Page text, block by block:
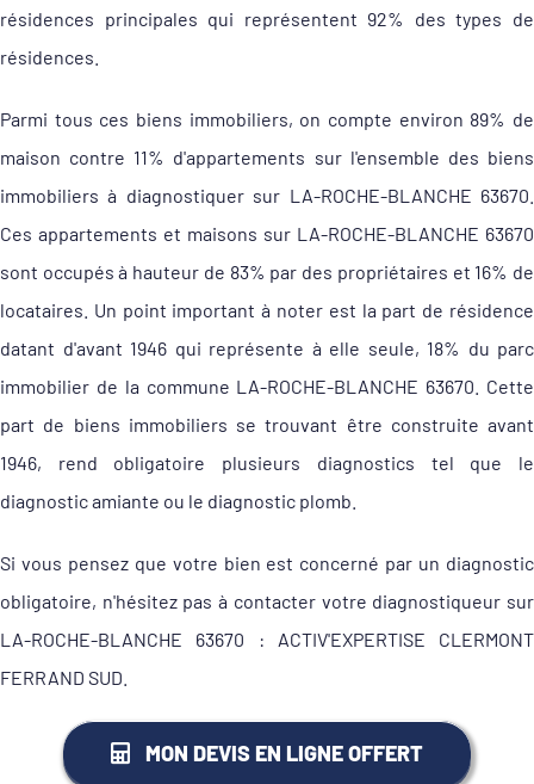
résidences principales qui représentent 92% des types de
résidences.
Parmi tous ces biens immobiliers, on compte environ 89% de
maison contre 11% d'appartements sur l'ensemble des biens
immobiliers à diagnostiquer sur LA-ROCHE-BLANCHE 63670.
Ces appartements et maisons sur LA-ROCHE-BLANCHE 63670
sont occupés à hauteur de 83% par des propriétaires et 16% de
locataires. Un point important à noter est la part de résidence
datant d'avant 1946 qui représente à elle seule, 18% du parc
immobilier de la commune LA-ROCHE-BLANCHE 63670. Cette
part de biens immobiliers se trouvant être construite avant
1946, rend obligatoire plusieurs diagnostics tel que le
diagnostic amiante ou le diagnostic plomb.
Si vous pensez que votre bien est concerné par un diagnostic
obligatoire, n'hésitez pas à contacter votre diagnostiqueur sur
LA-ROCHE-BLANCHE 63670 : ACTIV'EXPERTISE CLERMONT
FERRAND SUD.
MON DEVIS EN LIGNE OFFERT